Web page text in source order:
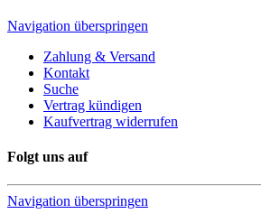
Navigation überspringen
Zahlung & Versand
Kontakt
Suche
Vertrag kündigen
Kaufvertrag widerrufen
Folgt uns auf
Navigation überspringen